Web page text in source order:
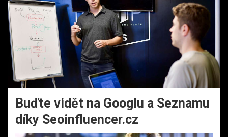
Buďte vidět na Googlu a Seznamu
díky Seoinfluencer.cz